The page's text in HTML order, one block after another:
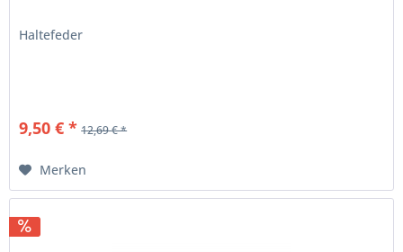
Haltefeder
9,50 € * 12,69 € *
Merken